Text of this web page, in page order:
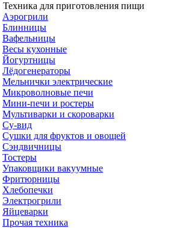
Техника для приготовления пищи
Аэрогрили
Блинницы
Вафельницы
Весы кухонные
Йогуртницы
Лёдогенераторы
Мельнички электрические
Микроволновые печи
Мини-печи и ростеры
Мультиварки и скороварки
Су-вид
Сушки для фруктов и овощей
Сэндвичницы
Тостеры
Упаковщики вакуумные
Фритюрницы
Хлебопечки
Электрогрили
Яйцеварки
Прочая техника